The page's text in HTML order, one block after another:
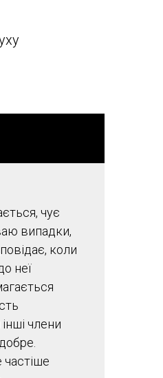
чує
випадки,
коли
неї
члени